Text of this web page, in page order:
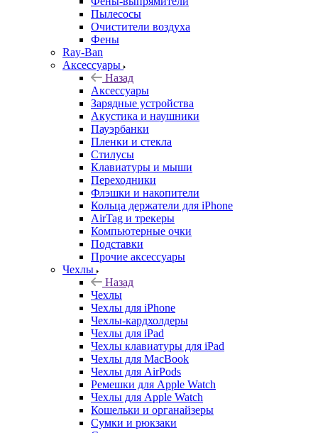
Пылесосы
Очистители воздуха
Фены
Ray-Ban
Аксессуары
Назад
Аксессуары
Зарядные устройства
Акустика и наушники
Пауэрбанки
Пленки и стекла
Стилусы
Клавиатуры и мыши
Переходники
Флэшки и накопители
Кольца держатели для iPhone
AirTag и трекеры
Компьютерные очки
Подставки
Прочие аксессуары
Чехлы
Назад
Чехлы
Чехлы для iPhone
Чехлы-кардхолдеры
Чехлы для iPad
Чехлы клавиатуры для iPad
Чехлы для MacBook
Чехлы для AirPods
Ремешки для Apple Watch
Чехлы для Apple Watch
Кошельки и органайзеры
Сумки и рюкзаки